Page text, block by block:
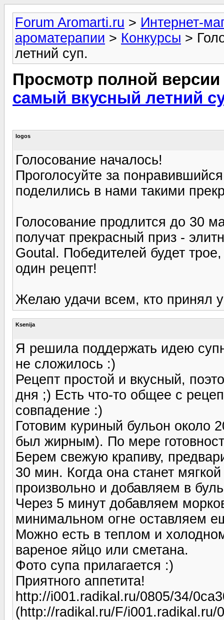
Forum Aromarti.ru > Интернет-
ароматерапии > Конкурсы >
летний суп.
Просмотр полной
самый вкусный летний
logos
Голосование началось!
Проголосуйте за
поделились в нами такими
Голосование продлится до 30
получат прекрасный приз -
Goutal. Победителей будет
один рецепт!
Желаю удачи всем, кто принял
Ksenija
Я решила поддержать идею
не сложилось :)
Рецепт простой и вкусный,
дня ;) Есть что-то общее с
совпадение :)
Готовим куриный бульон около
был жирным). По мере
Берем свежую крапиву,
30 мин. Когда она станет
произвольно и добавляем в
Через 5 минут добавляем
минимальном огне оставляем
Можно есть в теплом и
вареное яйцо или сметана.
Фото супа прилагается :)
Приятного аппетита!
http://i001.radikal.ru/0805/34/
(http://radikal.ru/F/i001.radikal.ru/